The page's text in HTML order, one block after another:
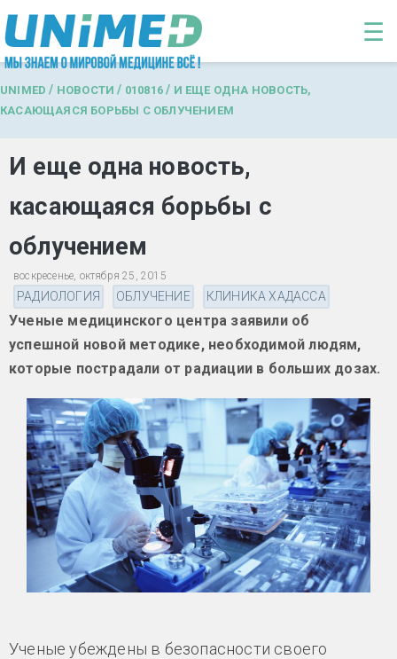
Перейти к основному содержанию
☰
UNIMED / НОВОСТИ / 010816 / И ЕЩЕ ОДНА НОВОСТЬ,
КАСАЮЩАЯСЯ БОРЬБЫ С ОБЛУЧЕНИЕМ
И еще одна новость,
касающаяся борьбы с
облучением
воскресенье, октября 25, 2015
РАДИОЛОГИЯ ОБЛУЧЕНИЕ КЛИНИКА ХАДАССА
Ученые медицинского центра заявили об
успешной новой методике, необходимой людям,
которые пострадали от радиации в больших дозах.
Ученые убеждены в безопасности своего